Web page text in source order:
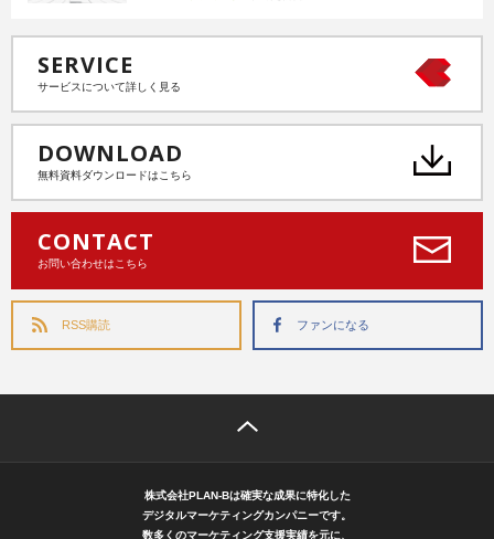
SERVICE
サービスについて詳しく見る
DOWNLOAD
無料資料ダウンロードはこちら
CONTACT
お問い合わせはこちら
RSS購読 ファンになる
株式会社PLAN-Bは確実な成果に特化した
デジタルマーケティングカンパニーです。
数多くのマーケティング支援実績を元に、